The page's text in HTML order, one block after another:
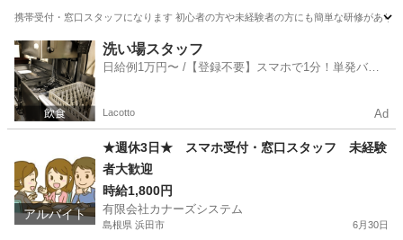
携帯受付・窓口スタッフになります 初心者の方や未経験者の方にも簡単な研修があ
神奈川 横浜市 携帯ショップ
洗い場スタッフ
日給例1万円〜 /【登録不要】スマホで1分！単発バイ
Lacotto Ad
アルバイト
★週休3日★ スマホ受付・窓口スタッフ 未経験
者大歓迎
時給1,800円
有限会社カナーズシステム
島根県 浜田市 6月30日